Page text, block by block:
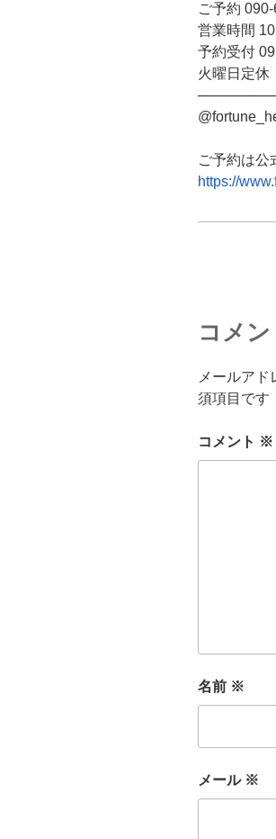
ご予約
営業時間
予約受付
火曜日定休
ご予約は公
https://
コメ
メールアド
須項目です
コメント ※
名前 ※
メール ※